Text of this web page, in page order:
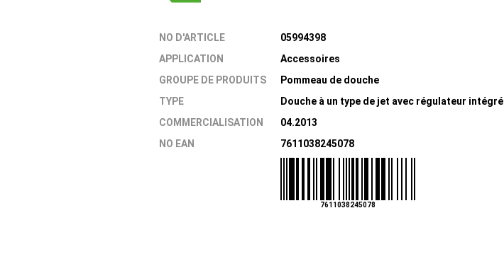
NO D'ARTICLE
05994398
APPLICATION
Accessoires
GROUPE DE PRODUITS
Pommeau de douche
TYPE
Douche à un type de jet avec régulateur intégré
COMMERCIALISATION
04.2013
NO EAN
7611038245078
7611038245078